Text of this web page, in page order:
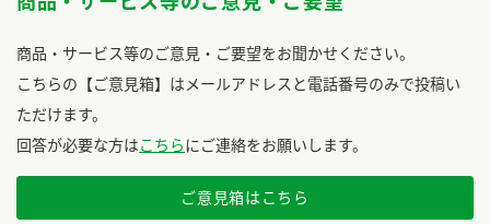
商品・サービス等のご意見・ご要望をお聞かせください。
こちらの【ご意見箱】はメールアドレスと電話番号のみで投稿い
ただけます。
回答が必要な方はこちらにご連絡をお願いします。
ご意見箱はこちら